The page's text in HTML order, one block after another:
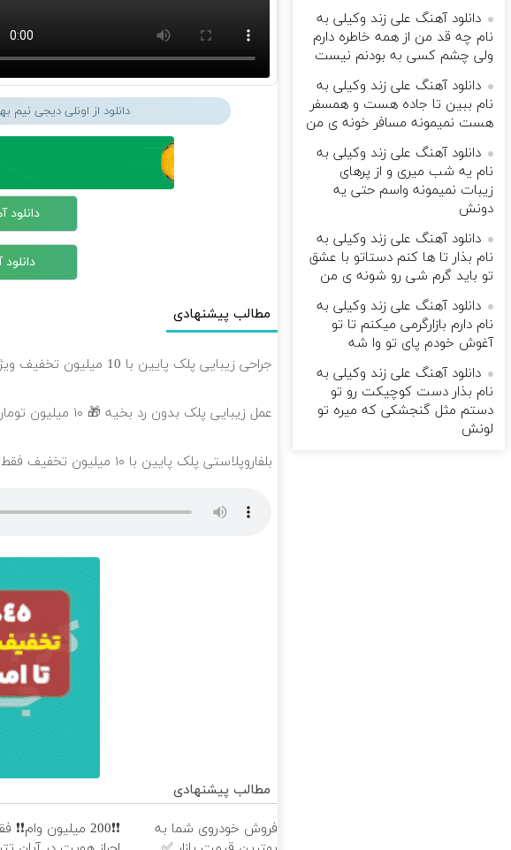
دانلود از اونلی دیجی
دانلود
مطالب پیشنهادی
جراحی زیبایی پلک پایین با 10 میلیون تخفیف ویژه فقط 35 ✨
عمل زیبایی پلک بدون رد بخیه 🎁 ۱۰ میلیون تومان تخفیف ویژه
بلفاروپلاستی پلک پایین با ۱۰ میلیون تخفیف فقط 3۵ میلیون 👀
مطالب پیشنهادی
فروش خودروی شما به
❗❗200 میلیون
دانلود آهنگ علی زند وکیلی به
نام چه قد من از همه خاطره دارم
ولی چشم كسی به بودنم نیست
دانلود آهنگ علی زند وکیلی به
نام ببین تا جاده هست و همسفر
هست نمیمونه مسافر خونه ی من
دانلود آهنگ علی زند وکیلی به
نام یه شب میرى و از پرهای
زيبات نمیمونه واسم حتی یه
دونش
دانلود آهنگ علی زند وکیلی به
نام بذار تا ها كنم دستاتو با عشق
تو باید گرم شی رو شونه ى من
دانلود آهنگ علی زند وکیلی به
نام دارم بازارگرمی میكنم تا تو
آغوش خودم پای تو وا شه
دانلود آهنگ علی زند وکیلی به
نام بذار دست كوچیكت رو تو
دستم مثل گنجشكی كه میره تو
لونش